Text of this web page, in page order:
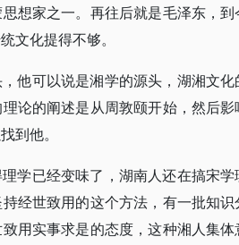
想家之一。再往后就是毛泽东，
文化提得不够。
他可以说是湘学的源头，湖湘文
论的阐述是从周敦颐开始，然后
到他。
学已经变味了，湖南人还在搞宋
经世致用的这个方法，有一批知
用实事求是的态度，这种湘人集